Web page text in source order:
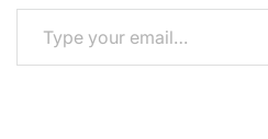
Type your email…